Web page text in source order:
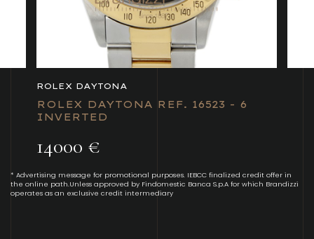
ROLEX DAYTONA
ROLEX DAYTONA REF. 16523 - 6
INVERTED
14000 €
* Advertising message for promotional purposes. IEBCC finalized credit offer in
the online path.Unless approved by Findomestic Banca S.p.A for which Brandizzi
operates as an exclusive credit intermediary